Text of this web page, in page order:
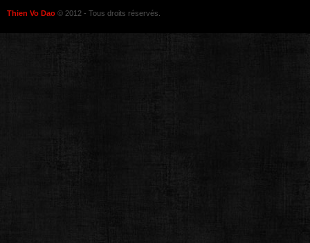
Thien Vo Dao © 2012 - Tous droits réservés.